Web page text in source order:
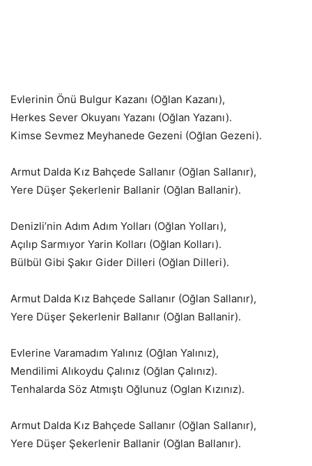
Evlerinin Önü Bulgur Kazanı (Oğlan Kazanı),
Herkes Sever Okuyanı Yazanı (Oğlan Yazanı).
Kimse Sevmez Meyhanede Gezeni (Oğlan Gezeni).
Armut Dalda Kız Bahçede Sallanır (Oğlan Sallanır),
Yere Düşer Şekerlenir Ballanir (Oğlan Ballanir).
Denizli’nin Adım Adım Yolları (Oğlan Yolları),
Açılıp Sarmıyor Yarin Kolları (Oğlan Kolları).
Bülbül Gibi Şakır Gider Dilleri (Oğlan Dilleri).
Armut Dalda Kız Bahçede Sallanır (Oğlan Sallanır),
Yere Düşer Şekerlenir Ballanır (Oğlan Ballanir).
Evlerine Varamadım Yalınız (Oğlan Yalınız),
Mendilimi Alıkoydu Çalınız (Oğlan Çalınız).
Tenhalarda Söz Atmıştı Oğlunuz (Oglan Kızınız).
Armut Dalda Kız Bahçede Sallanır (Oğlan Sallanır),
Yere Düşer Şekerlenir Ballanir (Oğlan Ballanır).